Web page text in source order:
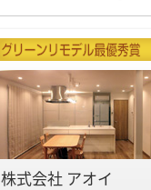
株式会社 アオイ